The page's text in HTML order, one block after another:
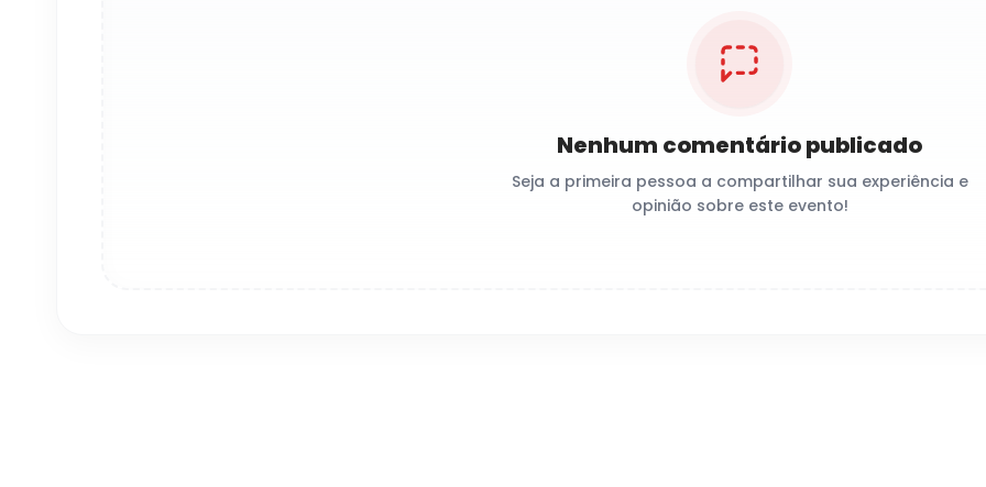
Nenhum comentário publicado
Seja a primeira pessoa a compartilhar sua experiência e
opinião sobre este evento!